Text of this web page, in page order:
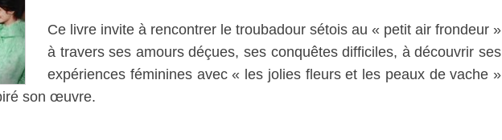
Ce livre invite à rencontrer le troubadour sétois au « petit air frondeur »
à travers ses amours déçues, ses conquêtes difficiles, à découvrir ses
expériences féminines avec « les jolies fleurs et les peaux de vache »
son œuvre.